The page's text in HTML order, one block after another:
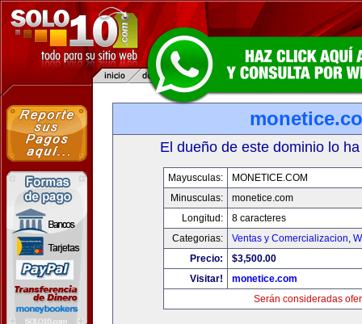
El dueño de este dominio lo
Mayusculas:
MONETICE.COM
Minusculas:
monetice.com
Longitud:
8 caracteres
Categorias:
Ventas y Comercializacion,
Precio:
$3,500.00
Visitar!
monetice.com
Serán consideradas